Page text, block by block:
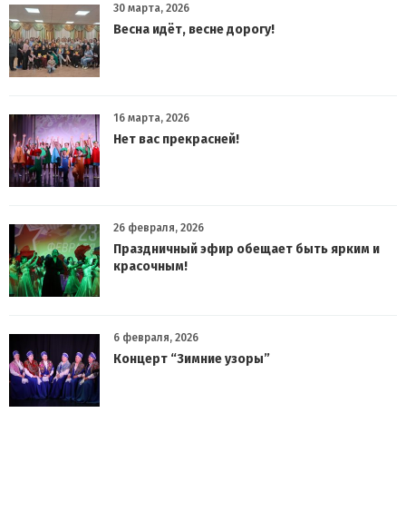
30 марта, 2026
Весна идёт, весне дорогу!
16 марта, 2026
Нет вас прекрасней!
26 февраля, 2026
Праздничный эфир обещает быть ярким и
красочным!
6 февраля, 2026
Концерт “Зимние узоры”